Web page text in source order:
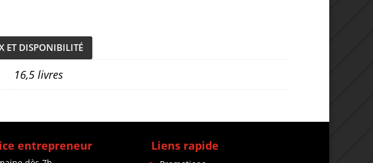
ET DISPONIBILITÉ
16,5 livres
entrepreneur Liens rapide